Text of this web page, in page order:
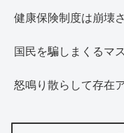
健康保険制度は崩壊
国民を騙しまくるマ
怒鳴り散らして存在